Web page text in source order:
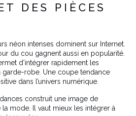
DES PIÈCES
néon intenses dominent sur Internet.
du cou gagnent aussi en popularité.
d’intégrer rapidement les
garde-robe. Une coupe tendance
dans l’univers numérique.
construit une image de
mode. Il vaut mieux les intégrer à